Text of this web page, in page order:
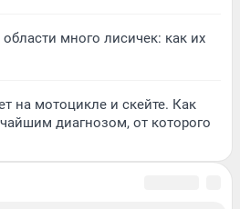
много лисичек: как их
на мотоцикле и скейте. Как
диагнозом, от которого